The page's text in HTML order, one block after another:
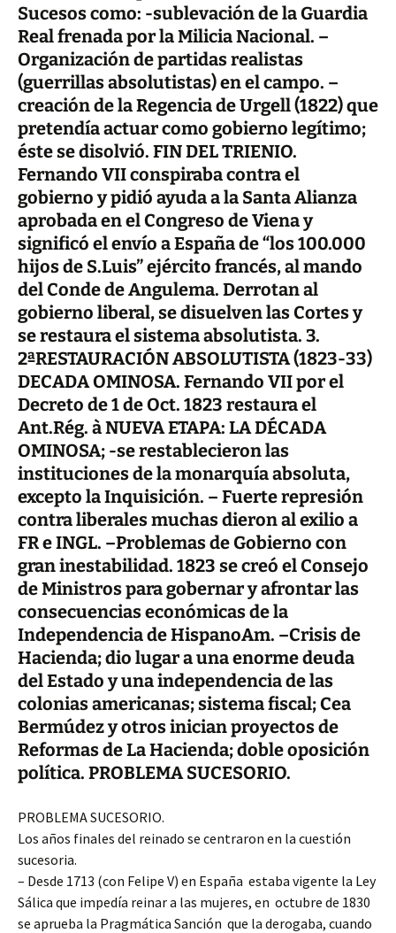
Sucesos como: -sublevación de la Guardia
Real frenada por la Milicia Nacional. –
Organización de partidas realistas
(guerrillas absolutistas) en el campo. –
creación de la Regencia de Urgell (1822) que
pretendía actuar como gobierno legítimo;
éste se disolvió. FIN DEL TRIENIO.
Fernando VII conspiraba contra el
gobierno y pidió ayuda a la Santa Alianza
aprobada en el Congreso de Viena y
significó el envío a España de “los 100.000
hijos de S.Luis” ejército francés, al mando
del Conde de Angulema. Derrotan al
gobierno liberal, se disuelven las Cortes y
se restaura el sistema absolutista. 3.
2ªRESTAURACIÓN ABSOLUTISTA (1823-33)
DECADA OMINOSA. Fernando VII por el
Decreto de 1 de Oct. 1823 restaura el
Ant.Rég. à NUEVA ETAPA: LA DÉCADA
OMINOSA; -se restablecieron las
instituciones de la monarquía absoluta,
excepto la Inquisición. – Fuerte represión
contra liberales muchas dieron al exilio a
FR e INGL. –Problemas de Gobierno con
gran inestabilidad. 1823 se creó el Consejo
de Ministros para gobernar y afrontar las
consecuencias económicas de la
Independencia de HispanoAm. –Crisis de
Hacienda; dio lugar a una enorme deuda
del Estado y una independencia de las
colonias americanas; sistema fiscal; Cea
Bermúdez y otros inician proyectos de
Reformas de La Hacienda; doble oposición
política. PROBLEMA SUCESORIO.
PROBLEMA SUCESORIO.
Los años finales del reinado se centraron en la cuestión
sucesoria.
– Desde 1713 (con Felipe V) en España estaba vigente la Ley
Sálica que impedía reinar a las mujeres, en octubre de 1830
se aprueba la Pragmática Sanción que la derogaba, cuando